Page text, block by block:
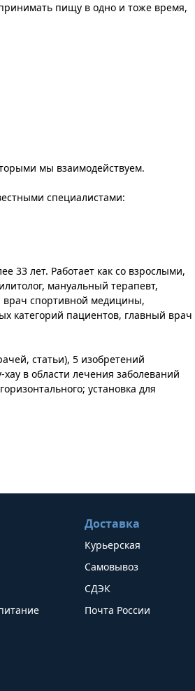
пищу в одно и тоже время,
мы взаимодействуем.
специалистами:
33 лет. Работает как со взрослыми,
мануальный терапевт,
врач спортивной медицины,
категорий пациентов, главный врач
статьи), 5 изобретений
в области лечения заболеваний
установка для
Доставка
Курьерская
Самовывоз
СДЭК
Почта России